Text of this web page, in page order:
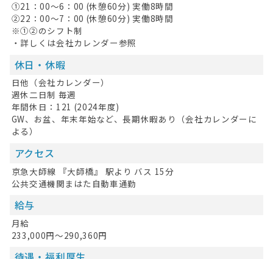
①21：00～6：00 (休憩60分) 実働8時間
②22：00～7：00 (休憩60分) 実働8時間
※①②のシフト制
・詳しくは会社カレンダー参照
休日・休暇
日他（会社カレンダー）
週休二日制 毎週
年間休日：121 (2024年度)
GW、お盆、年末年始など、長期休暇あり（会社カレンダーに
よる）
アクセス
京急大師線 『大師橋』 駅より バス 15分
公共交通機関まはた自動車通勤
給与
月給
233,000円～290,360円